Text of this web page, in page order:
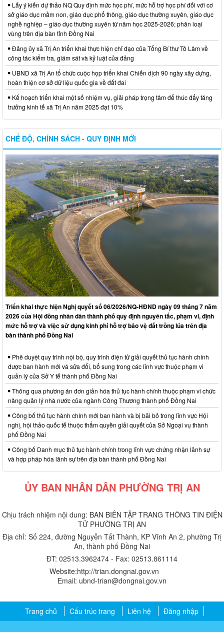
Lấy ý kiến dự thảo NQ Quy định mức học phí, mức hỗ trợ học phí đối với cơ
sở giáo dục mầm non, giáo dục phổ thông, giáo dục thường xuyên, giáo dục
nghề nghiệp – giáo dục thường xuyên từ năm học 2025-2026; phân loại
vùng trên địa bàn tỉnh Đồng Nai
Đảng ủy xã Trị An triển khai thực hiện chỉ đạo của Tổng Bí thư Tô Lâm về
công tác kiểm tra, giám sát và kỷ luật của đảng
UBND xã Trị An tổ chức cuộc họp triển khai Chiến dịch 90 ngày xây dựng,
hoàn thiện cơ sở dữ liệu quốc gia về đất đai
Kế hoạch triển khai một số nhiệm vụ, giải pháp trọng tâm để thúc đẩy tăng
trưởng kinh tế xã Trị An năm 2025 đạt 10%
CHẾ ĐỘ, CHÍNH SÁCH - QUY ĐỊNH MỚI
Triển khai thực hiện Nghị quyết số 06/2026/NQ-HĐND ngày 09 tháng 7 năm
2026 của Hội đồng nhân dân thành phố quy định nguyên tắc, phạm vi, định
mức hỗ trợ và việc sử dụng kinh phí hỗ trợ bảo vệ đất trồng lúa trên địa
bàn thành phố Đồng Nai
Phê duyệt quy trình nội bộ, quy trình điện tử giải quyết thủ tục hành chính
được ban hành mới và sửa đổi, bổ sung trong các lĩnh vực thuộc phạm vi
quản lý của Sở Y tế thành phố Đồng Nai
Thông qua phương án đơn giản hóa thủ tục hành chính thuộc phạm vi chức
năng quản lý nhà nước của ngành Công Thương thành phố Đồng Nai
Công bố thủ tục hành chính mới ban hành và bị bãi bỏ trong lĩnh vực Hội
nghị, hội thảo quốc tế thuộc thẩm quyền giải quyết của Sở Ngoại vụ thành
phố Đồng Nai
Công bố Danh mục thủ tục hành chính trong lĩnh vực chứng nhận lãnh sự
và hợp pháp hóa lãnh sự trên địa bàn thành phố Đồng Nai
ỦY BAN NHÂN DÂN PHƯỜNG TRỊ AN
Chịu trách nhiệm nội dung: BAN BIÊN TẬP TRANG THÔNG TIN ĐIỆN
TỬ PHƯỜNG TRỊ AN
Địa chỉ: Số 224, đường Nguyễn Tất Thành, KP Vĩnh An 2, phường Trị
An, thành phố Đồng Nai
ĐT: 02513.3962474 - Fax: 02513.861114
Website:http://trian.dongnai.gov.vn
Email: ubnd-trian@dongnai.gov.vn​
Trang chủ Cấu trúc trang Liên hệ Đăng nhập